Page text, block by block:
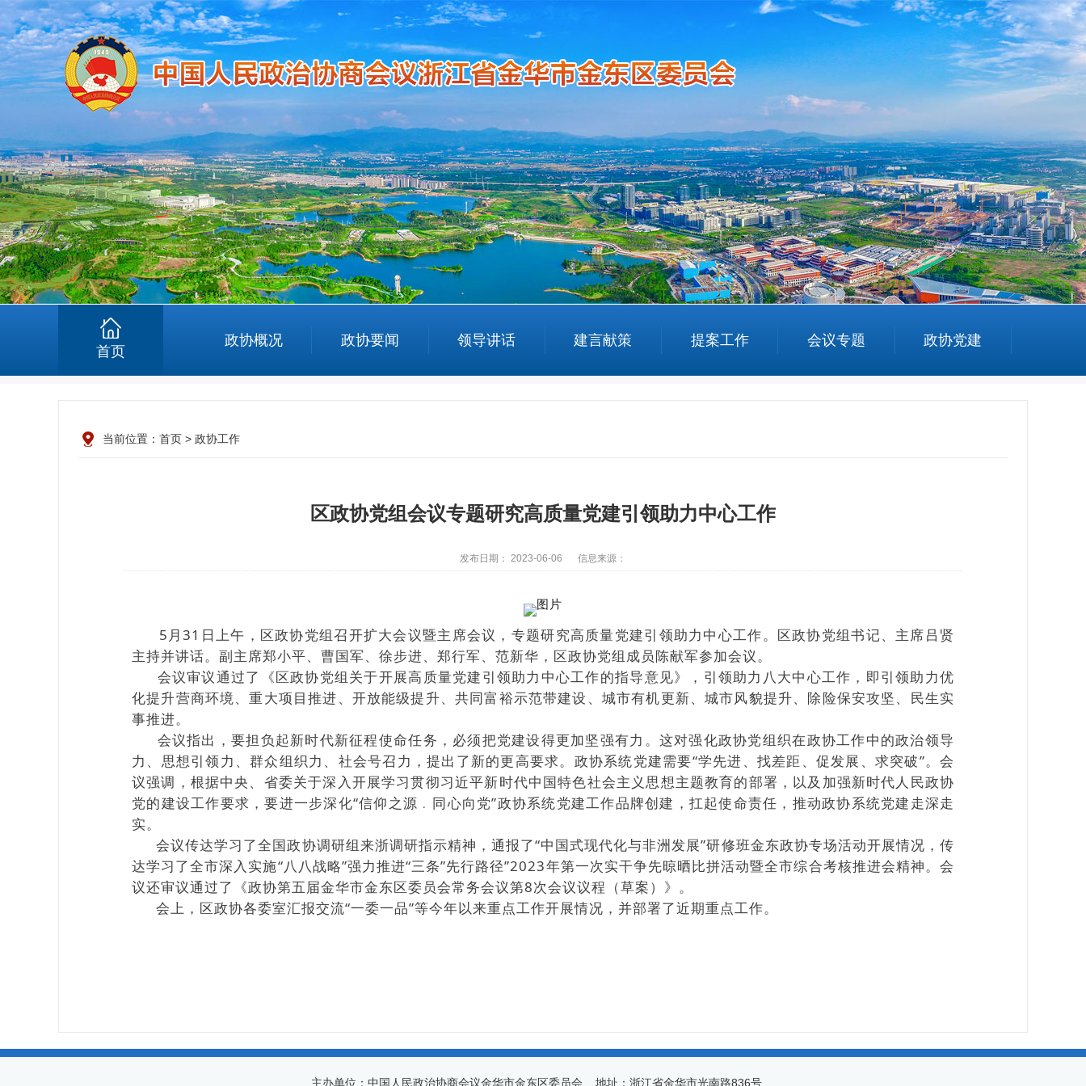
首页
政协概况 政协要闻 领导讲话 建言献策 提案工作 会议专题 政协党建
当前位置： 首页 > 政协工作
区政协党组会议专题研究高质量党建引领助力中心工作
发布日期： 2023-06-06 信息来源：
5月31日上午，区政协党组召开扩大会议暨主席会议，专题研究高质量党建引领助力中心工作。区政协党组书记、主席吕贤
主持并讲话。副主席郑小平、曹国军、徐步进、郑行军、范新华，区政协党组成员陈献军参加会议。
会议审议通过了《区政协党组关于开展高质量党建引领助力中心工作的指导意见》，引领助力八大中心工作，即引领助力优
化提升营商环境、重大项目推进、开放能级提升、共同富裕示范带建设、城市有机更新、城市风貌提升、除险保安攻坚、民生实
事推进。
会议指出，要担负起新时代新征程使命任务，必须把党建设得更加坚强有力。这对强化政协党组织在政协工作中的政治领导
力、思想引领力、群众组织力、社会号召力，提出了新的更高要求。政协系统党建需要“学先进、找差距、促发展、求突破”。会
议强调，根据中央、省委关于深入开展学习贯彻习近平新时代中国特色社会主义思想主题教育的部署，以及加强新时代人民政协
党的建设工作要求，要进一步深化“信仰之源﹒同心向党”政协系统党建工作品牌创建，扛起使命责任，推动政协系统党建走深走
实。
会议传达学习了全国政协调研组来浙调研指示精神，通报了“中国式现代化与非洲发展”研修班金东政协专场活动开展情况，传
达学习了全市深入实施“八八战略”强力推进“三条”先行路径”2023年第一次实干争先晾晒比拼活动暨全市综合考核推进会精神。会
议还审议通过了《政协第五届金华市金东区委员会常务会议第8次会议议程（草案）》。
会上，区政协各委室汇报交流“一委一品”等今年以来重点工作开展情况，并部署了近期重点工作。
主办单位：中国人民政治协商会议金华市金东区委员会 地址：浙江省金华市光南路836号